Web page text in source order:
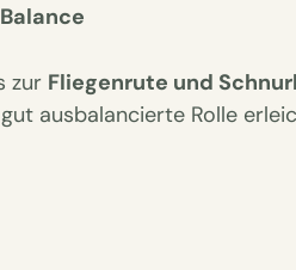
zur Fliegenrute und
gut ausbalancierte Rolle